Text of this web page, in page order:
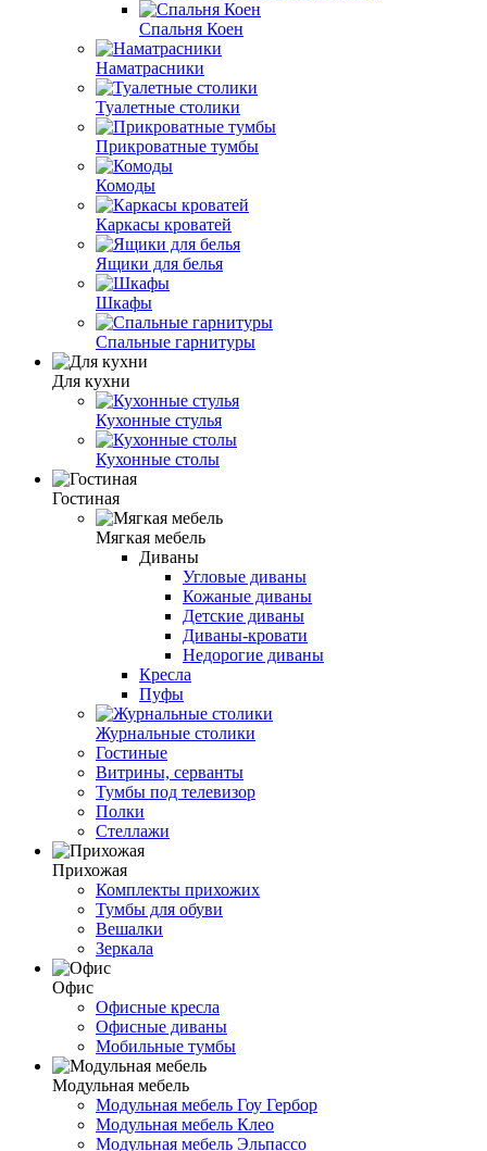
Спальня Коен
Наматрасники
Туалетные столики
Прикроватные тумбы
Комоды
Каркасы кроватей
Ящики для белья
Шкафы
Спальные гарнитуры
Для кухни
Кухонные стулья
Кухонные столы
Гостиная
Мягкая мебель
Диваны
Угловые диваны
Кожаные диваны
Детские диваны
Диваны-кровати
Недорогие диваны
Кресла
Пуфы
Журнальные столики
Гостиные
Витрины, серванты
Тумбы под телевизор
Полки
Стеллажи
Прихожая
Комплекты прихожих
Тумбы для обуви
Вешалки
Зеркала
Офис
Офисные кресла
Офисные диваны
Мобильные тумбы
Модульная мебель
Модульная мебель Гоу Гербор
Модульная мебель Клео
Модульная мебель Эльпассо